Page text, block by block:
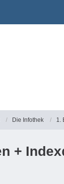
Die Infothek 1.
+